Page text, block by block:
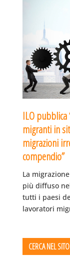
ILO
migranti in
migrazioni
compendio”
La
più diffuso
tutti i paesi
lavoratori
CERCA NEL SITO